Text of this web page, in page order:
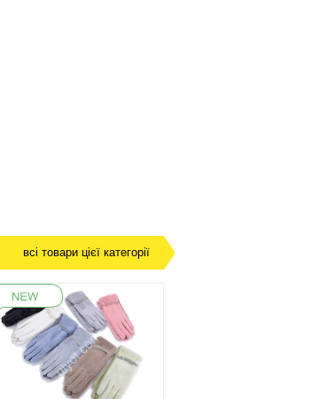
всі товари цієї категорії